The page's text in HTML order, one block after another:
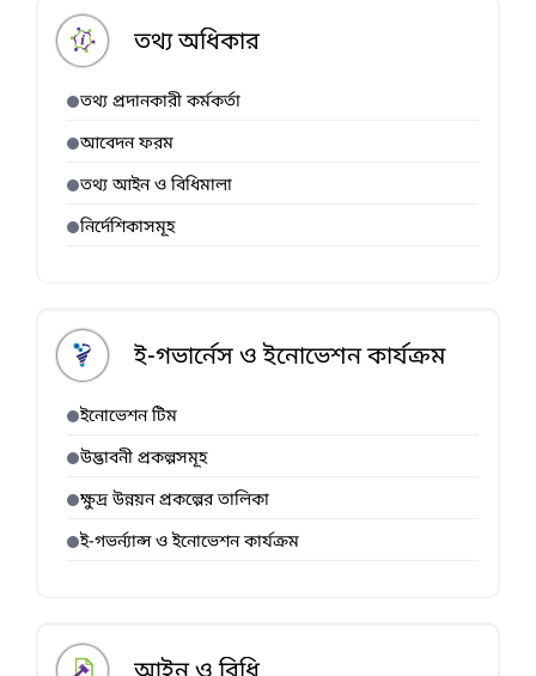
তথ্য অধিকার
তথ্য প্রদানকারী কর্মকর্তা
আবেদন ফরম
তথ্য আইন ও বিধিমালা
নির্দেশিকাসমূহ
ই-গভার্নেস ও ইনোভেশন কার্যক্রম
ইনোভেশন টিম
উদ্ভাবনী প্রকল্পসমূহ
ক্ষুদ্র উন্নয়ন প্রকল্পের তালিকা
ই-গভর্ন্যান্স ও ইনোভেশন কার্যক্রম